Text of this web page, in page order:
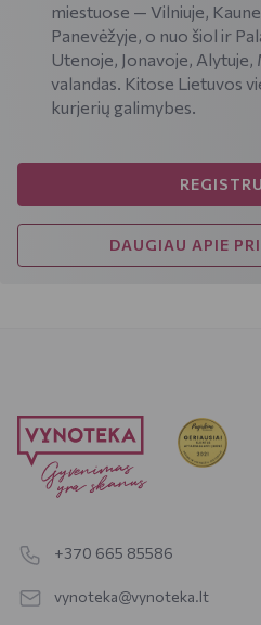
miestuose — Vilniuje,
Panevėžyje, o nuo šiol ir
Utenoje, Jonavoje,
valandas. Kitose Lietuvos
kurjerių galimybes.
DAUGIAU APIE
+370 665 85586
vynoteka@vynoteka.lt